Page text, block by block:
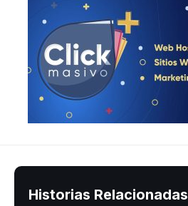
Historias Relacionadas